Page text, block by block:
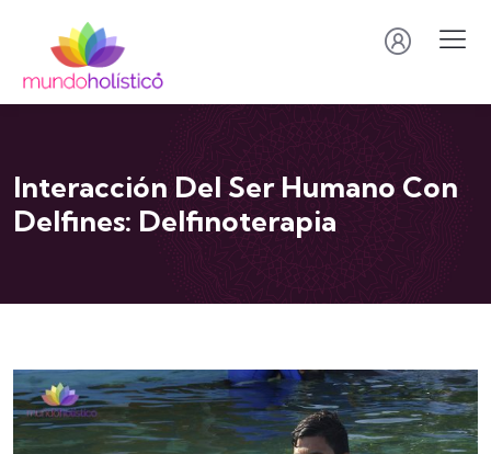
Interacción Del Ser Humano Con
Delfines: Delfinoterapia